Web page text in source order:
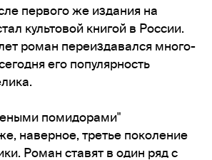
первого же издания на
культовой книгой в России.
роман переиздавался много-
его популярность
помидорами"
наверное, третье поколение
Роман ставят в один ряд с